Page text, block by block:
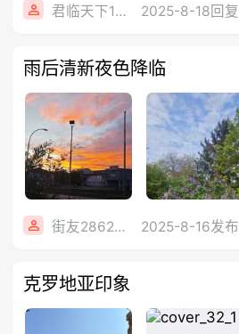
君临天下123 2025-8-18回复
雨后清新夜色降临
街友28626836 2025-8-16发布
克罗地亚印象